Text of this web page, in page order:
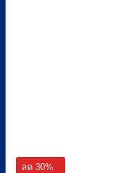
ลด 30%